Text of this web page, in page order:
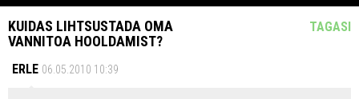
KUIDAS LIHTSUSTADA OMA
VANNITOA HOOLDAMIST?
TAGASI
ERLE 06.05.2010 10:39